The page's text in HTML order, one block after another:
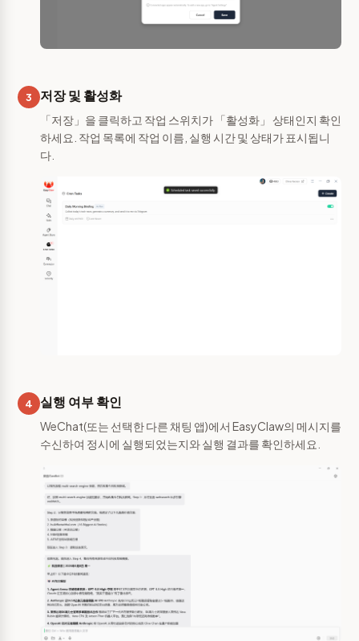
3 저장 및 활성화
「저장」을 클릭하고 작업 스위치가 「활성화」 상태인지 확인
하세요. 작업 목록에 작업 이름, 실행 시간 및 상태가 표시됩니
다.
4 실행 여부 확인
WeChat(또는 선택한 다른 채팅 앱)에서 EasyClaw의 메시지를
수신하여 정시에 실행되었는지와 실행 결과를 확인하세요.